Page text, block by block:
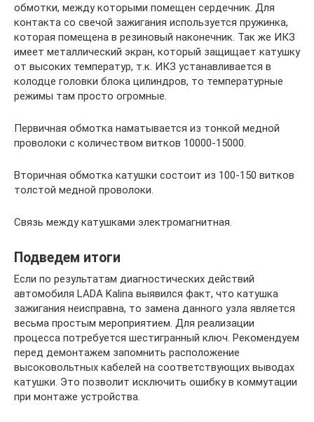
обмотки, между которыми помещен сердечник. Для
контакта со свечой зажигания используется пружинка,
которая помещена в резиновый наконечник. Так же ИКЗ
имеет металлический экран, который защищает катушку
от высоких температур, т.к. ИКЗ устанавливается в
колодце головки блока цилиндров, то температурные
режимы там просто огромные.
Первичная обмотка наматывается из тонкой медной
проволоки с количеством витков 10000-15000.
Вторичная обмотка катушки состоит из 100-150 витков
толстой медной проволоки.
Связь между катушками электромагнитная.
Подведем итоги
Если по результатам диагностических действий
автомобиля LADA Kalina выявился факт, что катушка
зажигания неисправна, то замена данного узла является
весьма простым мероприятием. Для реализации
процесса потребуется шестигранный ключ. Рекомендуем
перед демонтажем запомнить расположение
высоковольтных кабелей на соответствующих выводах
катушки. Это позволит исключить ошибку в коммутации
при монтаже устройства.